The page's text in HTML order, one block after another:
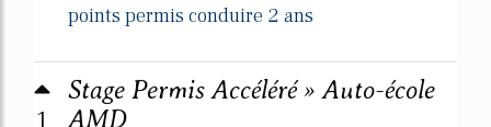
points permis conduire 2 ans
1
Stage Permis Accéléré » Auto-école
AMD